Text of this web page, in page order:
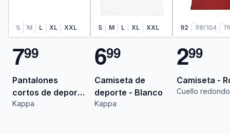
S M L XL XXL
799
Pantalones
cortos de deporte
- Negro
Kappa
S M L XL XXL
699
Camiseta de
deporte - Blanco
Kappa
92 98/104
299
Camiseta -
Cuello redondo